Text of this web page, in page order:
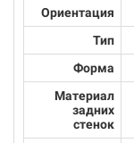
Ориентация
Тип
Форма
Материал
задних
стенок